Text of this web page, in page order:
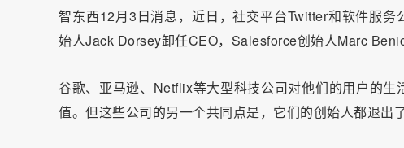
智东西12月3日消息，近日，社交平台Twitter和软件服
始人Jack Dorsey卸任CEO，Salesforce创始人Marc
谷歌、亚马逊、Netflix等大型科技公司对他们的用户的
值。但这些公司的另一个共同点是，它们的创始人都退出